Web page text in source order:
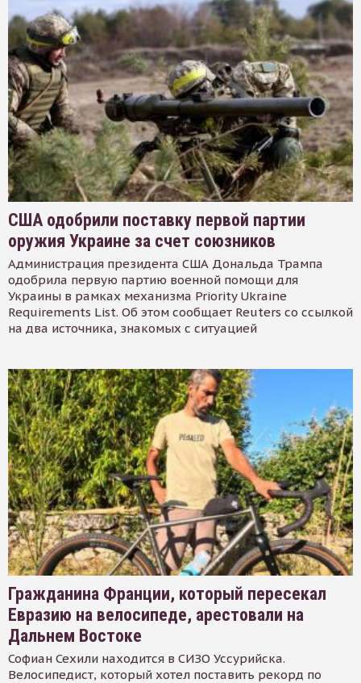
США одобрили поставку первой партии
оружия Украине за счет союзников
Администрация президента США Дональда Трампа
одобрила первую партию военной помощи для
Украины в рамках механизма Priority Ukraine
Requirements List. Об этом сообщает Reuters со ссылкой
на два источника, знакомых с ситуацией
Гражданина Франции, который пересекал
Евразию на велосипеде, арестовали на
Дальнем Востоке
Софиан Сехили находится в СИЗО Уссурийска.
Велосипедист, который хотел поставить рекорд по